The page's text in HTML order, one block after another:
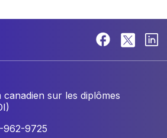
canadien sur les diplômes
962-9725